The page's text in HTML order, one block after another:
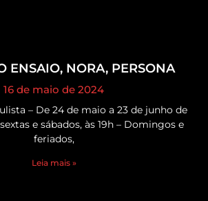
ENSAIO, NORA, PERSONA
16 de maio de 2024
– De 24 de maio a 23 de junho de
e sábados, às 19h – Domingos e
feriados,
Leia mais »